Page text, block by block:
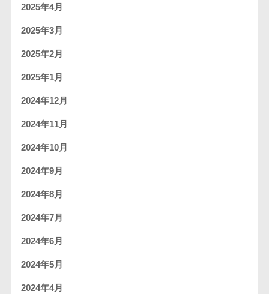
2025年4月
2025年3月
2025年2月
2025年1月
2024年12月
2024年11月
2024年10月
2024年9月
2024年8月
2024年7月
2024年6月
2024年5月
2024年4月